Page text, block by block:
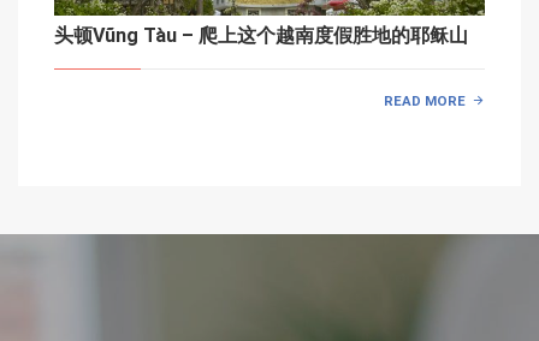
头顿Vũng Tàu – 爬上这个越南度假胜地的耶稣山
READ MORE